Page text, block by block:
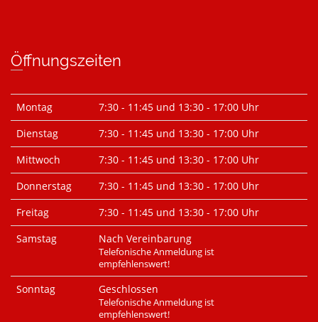
Öffnungszeiten
Montag
7:30 - 11:45 und 13:30 - 17:00 Uhr
Dienstag
7:30 - 11:45 und 13:30 - 17:00 Uhr
Mittwoch
7:30 - 11:45 und 13:30 - 17:00 Uhr
Donnerstag
7:30 - 11:45 und 13:30 - 17:00 Uhr
Freitag
7:30 - 11:45 und 13:30 - 17:00 Uhr
Samstag
Nach Vereinbarung
Telefonische Anmeldung ist
empfehlenswert!
Sonntag Geschlossen
Telefonische Anmeldung ist
empfehlenswert!